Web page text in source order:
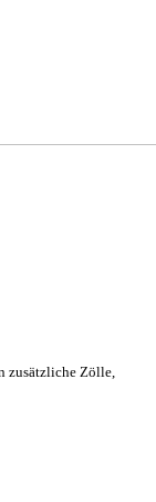
zusätzliche Zölle,